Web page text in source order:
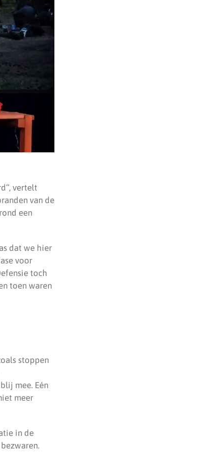
vertelt
van de
een
dat we hier
voor
toch
toen waren
stoppen
mee. Eén
meer
in de